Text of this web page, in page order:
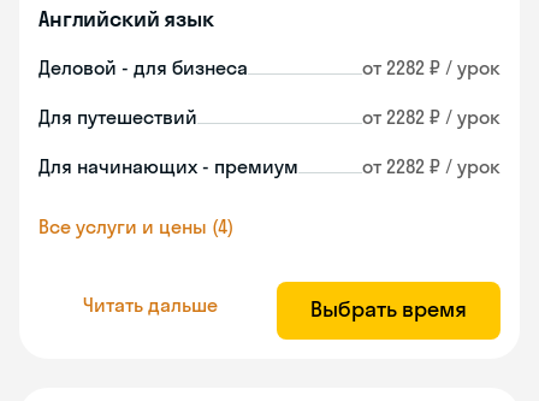
Английский язык
Деловой - для бизнеса от 2282 ₽ / урок
Для путешествий от 2282 ₽ / урок
Для начинающих - премиум от 2282 ₽ / урок
Все услуги и цены (4)
Читать дальше Выбрать время